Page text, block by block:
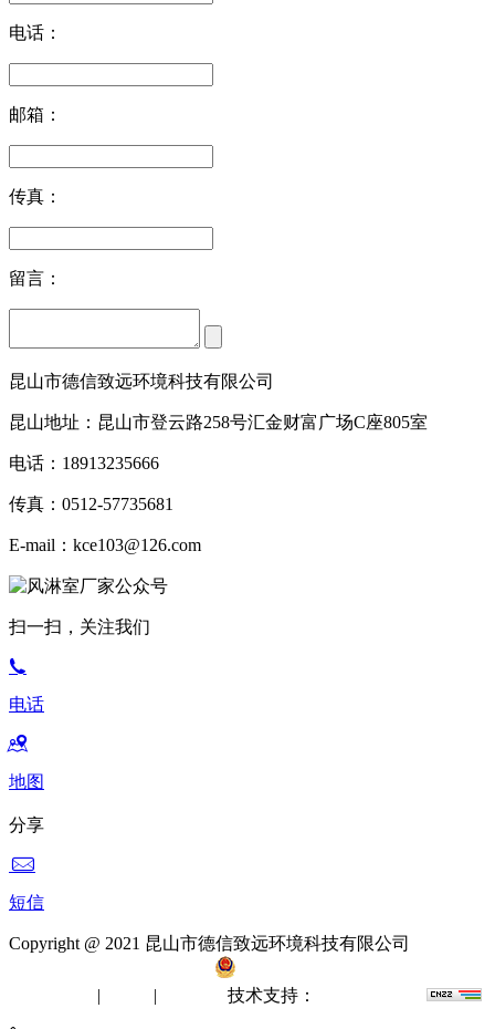
电话：
邮箱：
传真：
留言：
昆山市德信致远环境科技有限公司
昆山地址：昆山市登云路258号汇金财富广场C座805室
电话：18913235666
传真：0512-57735681
E-mail：kce103@126.com
扫一扫，关注我们
电话
地图
分享
短信
Copyright @ 2021 昆山市德信致远环境科技有限公司
| | 技术支持：